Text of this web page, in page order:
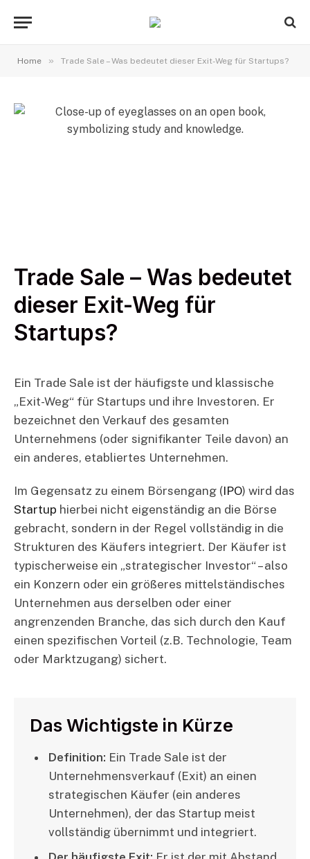
Home » Trade Sale – Was bedeutet dieser Exit-Weg für Startups?
Trade Sale – Was bedeutet
dieser Exit-Weg für
Startups?
Ein Trade Sale ist der häufigste und klassische
„Exit-Weg“ für Startups und ihre Investoren. Er
bezeichnet den Verkauf des gesamten
Unternehmens (oder signifikanter Teile davon) an
ein anderes, etabliertes Unternehmen.
Im Gegensatz zu einem Börsengang (IPO) wird das
Startup hierbei nicht eigenständig an die Börse
gebracht, sondern in der Regel vollständig in die
Strukturen des Käufers integriert. Der Käufer ist
typischerweise ein „strategischer Investor“ – also
ein Konzern oder ein größeres mittelständisches
Unternehmen aus derselben oder einer
angrenzenden Branche, das sich durch den Kauf
einen spezifischen Vorteil (z.B. Technologie, Team
oder Marktzugang) sichert.
Das Wichtigste in Kürze
Definition: Ein Trade Sale ist der
Unternehmensverkauf (Exit) an einen
strategischen Käufer (ein anderes
Unternehmen), der das Startup meist
vollständig übernimmt und integriert.